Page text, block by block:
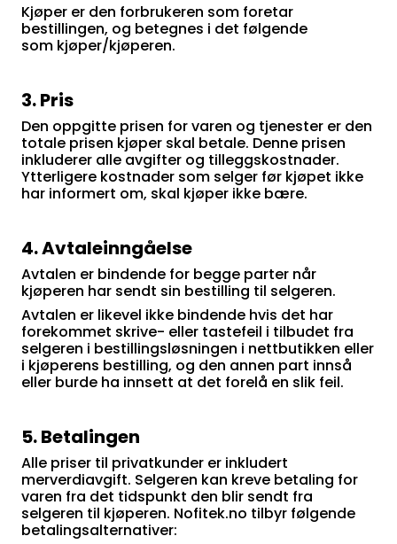
Kjøper er den forbrukeren som foretar
bestillingen, og betegnes i det følgende
som kjøper/kjøperen.
3. Pris
Den oppgitte prisen for varen og tjenester er den
totale prisen kjøper skal betale. Denne prisen
inkluderer alle avgifter og tilleggskostnader.
Ytterligere kostnader som selger før kjøpet ikke
har informert om, skal kjøper ikke bære.
4. Avtaleinngåelse
Avtalen er bindende for begge parter når
kjøperen har sendt sin bestilling til selgeren.
Avtalen er likevel ikke bindende hvis det har
forekommet skrive- eller tastefeil i tilbudet fra
selgeren i bestillingsløsningen i nettbutikken eller
i kjøperens bestilling, og den annen part innså
eller burde ha innsett at det forelå en slik feil.
5. Betalingen
Alle priser til privatkunder er inkludert
merverdiavgift. Selgeren kan kreve betaling for
varen fra det tidspunkt den blir sendt fra
selgeren til kjøperen. Nofitek.no tilbyr følgende
betalingsalternativer: